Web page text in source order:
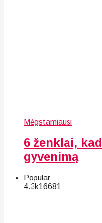
Mėgstamiausi
6 ženklai,
gyvenimą
Popular
4.3k16681